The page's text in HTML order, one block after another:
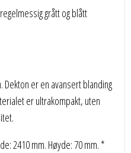
grått og blått
Dekton er en avansert blanding
er ultrakompakt, uten
2410 mm. Høyde: 70 mm. *